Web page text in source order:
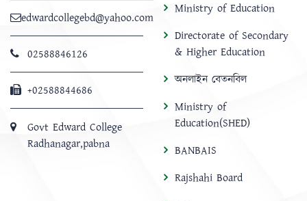
edwardcollegebd@yahoo.com
02588846126
+02588844686
Govt Edward College
Radhanagar,pabna
Ministry of Education
Directorate of Secondary
& Higher Education
অনলাইন বেতনবিল
Ministry of
Education(SHED)
BANBAIS
Rajshahi Board